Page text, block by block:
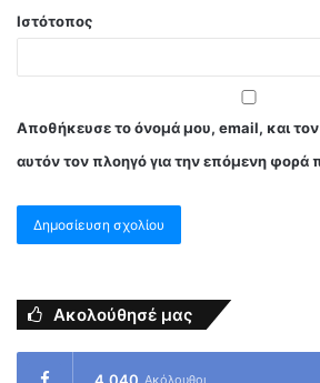
Ιστότοπος
Αποθήκευσε το όνομά μου, email, και
αυτόν τον πλοηγό για την επόμενη φορά
Ακολούθησέ μας
4,040 Ακόλουθοι